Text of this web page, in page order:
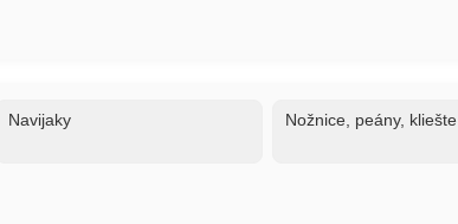
Navijaky Nožnice, peány, kliešte